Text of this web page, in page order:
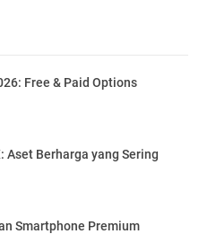
Free & Paid Options
Berharga yang Sering
Smartphone Premium